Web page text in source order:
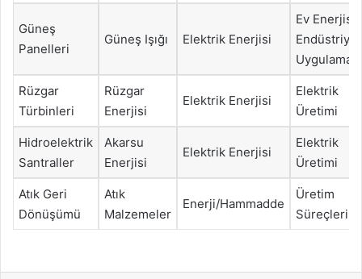
Güneş
Panelleri
Güneş Işığı Elektrik Enerjisi
Ev Enerjisi,
Endüstriyel
Rüzgar
Türbinleri
Rüzgar
Enerjisi
Elektrik Enerjisi
Elektrik
Üretimi
Hidroelektrik
Santraller
Akarsu
Enerjisi
Elektrik Enerjisi
Elektrik
Üretimi
Atık Geri
Dönüşümü
Atık
Malzemeler
Enerji/Hammadde
Üretim
Süreçleri